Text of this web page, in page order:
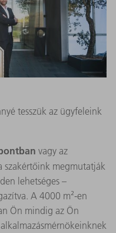
tesszük az ügyfeleink
vagy az
szakértőink megmutatják
lehetséges –
A 4000 m²-en
Ön mindig az Ön